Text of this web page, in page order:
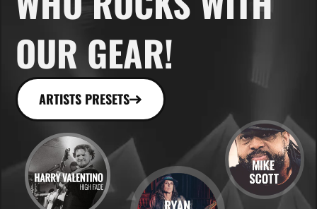
OUR GEAR!
ARTISTS PRESETS